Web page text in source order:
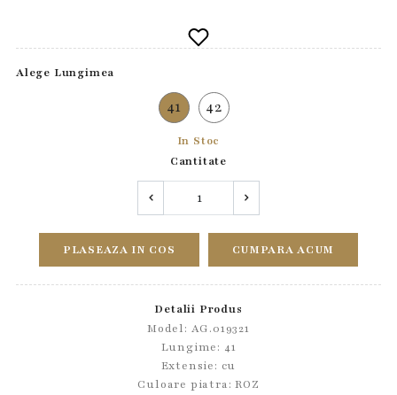
Alege Lungimea
41 42
In Stoc
Cantitate
PLASEAZA IN COS CUMPARA ACUM
Detalii Produs
Model: AG.019321
Lungime: 41
Extensie: cu
Culoare piatra: ROZ